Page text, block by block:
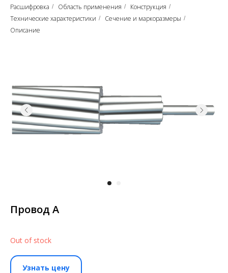
Расшифровка / Область применения / Конструкция /
Технические характеристики / Сечение и маркоразмеры /
Описание
Провод А
Out of stock
Узнать цену